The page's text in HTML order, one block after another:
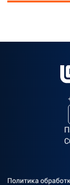
Политика